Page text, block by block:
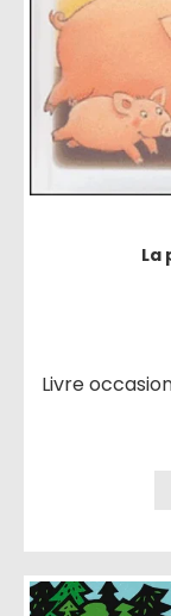
La
Livre